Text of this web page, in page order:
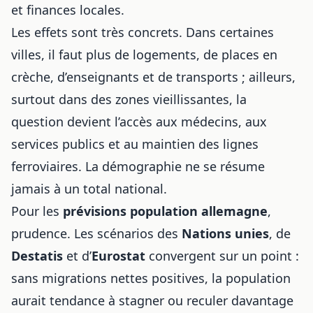
et finances locales.
Les effets sont très concrets. Dans certaines
villes, il faut plus de logements, de places en
crèche, d’enseignants et de transports ; ailleurs,
surtout dans des zones vieillissantes, la
question devient l’accès aux médecins, aux
services publics et au maintien des lignes
ferroviaires. La démographie ne se résume
jamais à un total national.
Pour les prévisions population allemagne,
prudence. Les scénarios des Nations unies, de
Destatis et d’Eurostat convergent sur un point :
sans migrations nettes positives, la population
aurait tendance à stagner ou reculer davantage